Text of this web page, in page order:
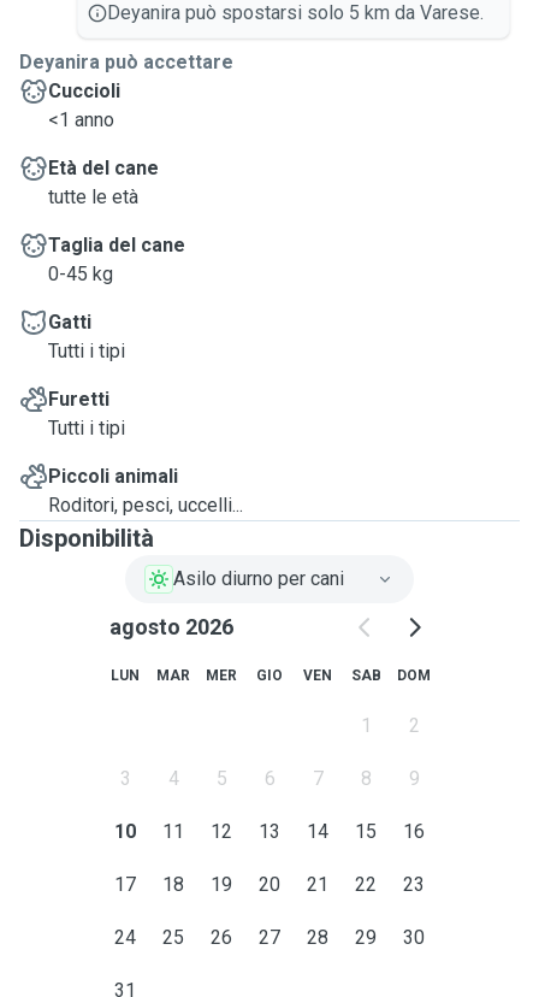
Deyanira può spostarsi solo 5 km da Varese.
Deyanira può accettare
Cuccioli
<1 anno
Età del cane
tutte le età
Taglia del cane
0-45 kg
Gatti
Tutti i tipi
Furetti
Tutti i tipi
Piccoli animali
Roditori, pesci, uccelli...
Disponibilità
Asilo diurno per cani
agosto 2026
LUN MAR MER GIO VEN SAB DOM
1 2
3 4 5 6 7 8 9
10 11 12 13 14 15 16
17 18 19 20 21 22 23
24 25 26 27 28 29 30
31